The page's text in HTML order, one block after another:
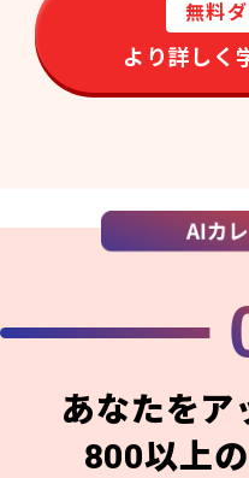
無料
より詳しく
あなたをア
800以上